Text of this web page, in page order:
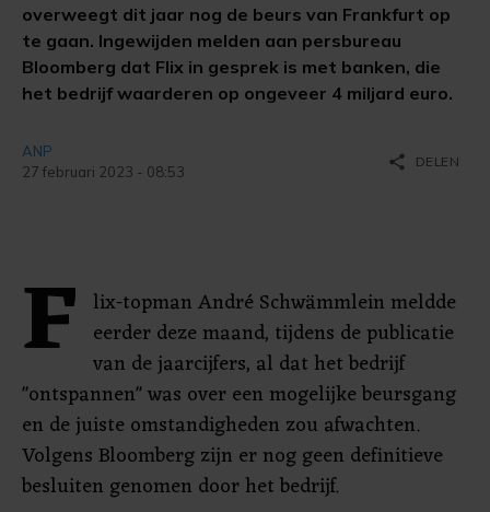
overweegt dit jaar nog de beurs van Frankfurt op
te gaan. Ingewijden melden aan persbureau
Bloomberg dat Flix in gesprek is met banken, die
het bedrijf waarderen op ongeveer 4 miljard euro.
ANP
27 februari 2023 - 08:53
share DELEN
F lix-topman André Schwämmlein meldde
eerder deze maand, tijdens de publicatie
van de jaarcijfers, al dat het bedrijf
"ontspannen" was over een mogelijke beursgang
en de juiste omstandigheden zou afwachten.
Volgens Bloomberg zijn er nog geen definitieve
besluiten genomen door het bedrijf.